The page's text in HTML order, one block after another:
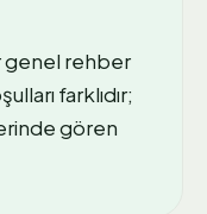
genel rehber
farklıdır;
gören